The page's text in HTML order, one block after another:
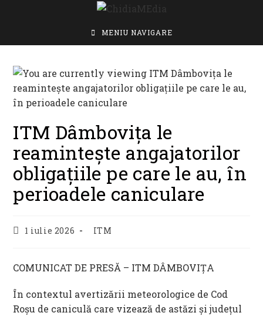
MENIU NAVIGARE
ITM Dâmbovița le
reamintește angajatorilor
obligațiile pe care le au, în
perioadele caniculare
Post1 iulie 2026
Post
ITM
COMUNICAT DE PRESĂ – ITM DÂMBOVIȚA
În contextul avertizării meteorologice de Cod
Roșu de caniculă care vizează de astăzi și județul